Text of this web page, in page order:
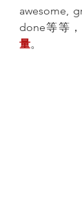
awesome,
done等等，
量。